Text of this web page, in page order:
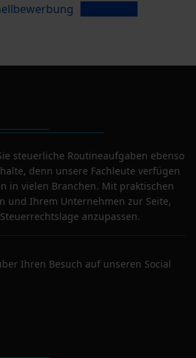
steuerliche Routineaufgaben ebenso
denn unsere Fachleute verfügen
in vielen Branchen. Mit praktischen
und Ihrem Unternehmen zur Seite,
anzupassen.
Ihren Besuch auf unseren Social